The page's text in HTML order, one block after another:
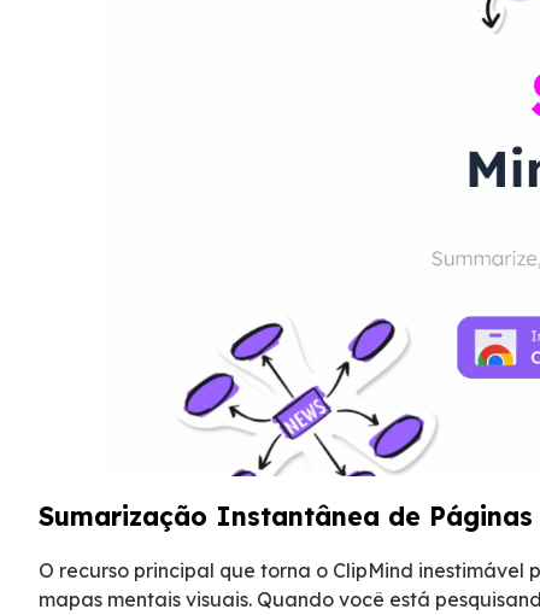
Sumarização Instantânea de Páginas
O recurso principal que torna o ClipMind
mapas mentais visuais. Quando você está